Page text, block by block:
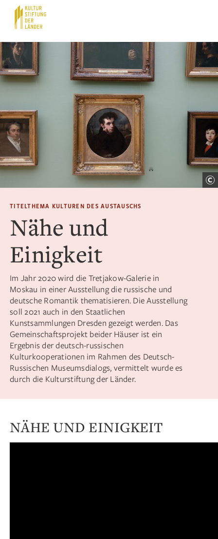
Hauptnavigation
TITELTHEMA KULTUREN DES AUSTAUSCHS
Nähe und
Einigkeit
Im Jahr 2020 wird die Tretjakow-Galerie in
Moskau in einer Ausstellung die russische und
deutsche Romantik thematisieren. Die Ausstellung
soll 2021 auch in den Staatlichen
Kunstsammlungen Dresden gezeigt werden. Das
Gemeinschaftsprojekt beider Häuser ist ein
Ergebnis der deutsch-russischen
Kulturkooperationen im Rahmen des Deutsch-
Russischen Museumsdialogs, vermittelt wurde es
durch die Kulturstiftung der Länder.
NÄHE UND EINIGKEIT